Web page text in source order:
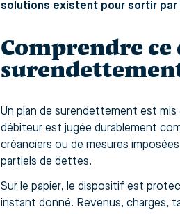
solutions existent pour sortir par
Comprendre
Un plan de surendettement est mis
débiteur est jugée durablement
créanciers ou de mesures
partiels de dettes.
Sur le papier, le dispositif est
instant donné. Revenus, charges,